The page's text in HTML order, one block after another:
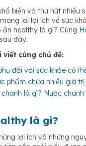
bão hòa
calo cần thiết cho từng
ngày
những thực phẩm đóng
phẩm từ sữa
cốc nguyên hạt
biến và thu hút nhiều
lại lợi ích về sức
healthy là gì? Cùng
đây.
cùng chủ đề:
đối với sức khỏe có
phẩm chứa nhiều giá
là gì? Nước
là gì?
lợi ích và những